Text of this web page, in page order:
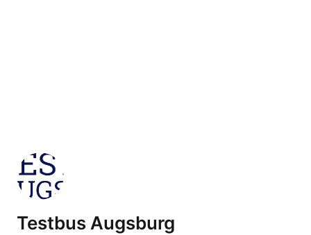
Testbus Augsburg